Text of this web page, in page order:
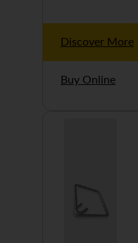
Discover More
Buy Online